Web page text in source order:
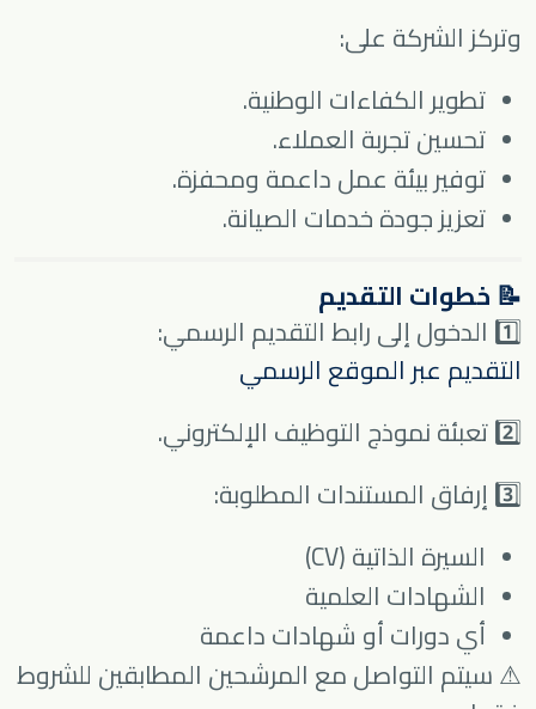
وتركز الشركة على:
تطوير الكفاءات الوطنية.
تحسين تجربة العملاء.
توفير بيئة عمل داعمة ومحفزة.
تعزيز جودة خدمات الصيانة.
📝 خطوات التقديم
1️⃣ الدخول إلى رابط التقديم الرسمي:
التقديم عبر الموقع الرسمي
2️⃣ تعبئة نموذج التوظيف الإلكتروني.
3️⃣ إرفاق المستندات المطلوبة:
السيرة الذاتية (CV)
الشهادات العلمية
أي دورات أو شهادات داعمة
⚠ سيتم التواصل مع المرشحين المطابقين للشروط